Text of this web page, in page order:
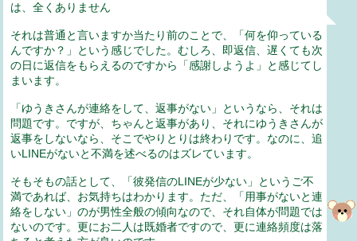
は、全くありません
それは普通と言いますか当たり前のことで、「何を仰っている
んですか？」という感じでした。むしろ、即返信、遅くても次
の日に返信をもらえるのですから「感謝しようよ」と感じてし
まいます。
「ゆうきさんが連絡をして、返事がない」というなら、それは
問題です。ですが、ちゃんと返事があり、それにゆうきさんが
返事をしないなら、そこでやりとりは終わりです。なのに、追
いLINEがないと不満を述べるのはズレています。
そもそもの話として、「彼発信のLINEが少ない」というご不
満であれば、お気持ちはわかります。ただ、「用事がないと連
絡をしない」のが男性全般の傾向なので、それ自体が問題では
ないのです。更にお二人は既婚者ですので、更に連絡頻度は落